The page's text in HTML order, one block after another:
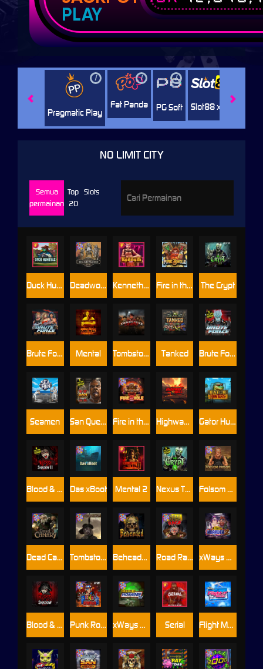
PLAY
i
Pragmatic Play
i
Fat Panda
i
PG Soft Slot88 x PP
NO LIMIT CITY
Semua
permainan
Top
20
Slots
Seamen
Duck Hunters Fire in the Hole 3
Highway to Hell
Brute Force
Mental 2
Tombstone Slaughter
San Quentin 2: Death Row
Blood & Shadow
Blood & Shadow 2
Mental
The Crypt
Punk Rocker 2
Deadwood R.I.P
Beheaded
Brute Force: Alien Onslaught
Nexus The Crypt
Gator Hunters
Kenneth Must Die
Tombstone RIP
Fire in the Hole 2
Tanked
Folsom Prison
Das xBoot
Road Rage xWays Hoarder 2
Flight Mode
Serial
Dead Canary
xWays Hoarder xSplit